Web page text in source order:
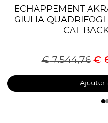
ECHAPPEMENT
GIULIA
CAT-
€7.544,76 €
Ajouter